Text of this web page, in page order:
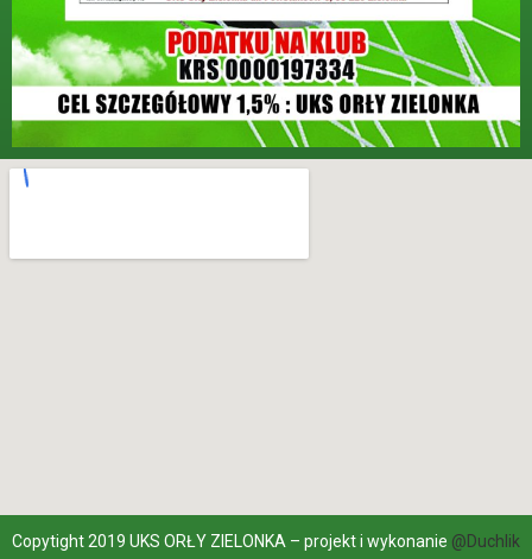
Copytight 2019 UKS ORŁY ZIELONKA – projekt i wykonanie @Duchlik